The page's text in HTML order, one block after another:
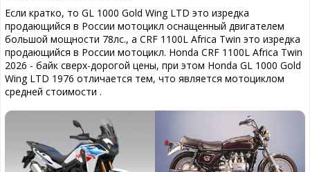
Если кратко, то GL 1000 Gold Wing LTD это изредка
продающийся в России мотоцикл оснащенный двигателем
большой мощности 78лс., а CRF 1100L Africa Twin это изредка
продающийся в России мотоцикл. Honda CRF 1100L Africa Twin
2026 - байк сверх-дорогой цены, при этом Honda GL 1000 Gold
Wing LTD 1976 отличается тем, что является мотоциклом
средней стоимости .